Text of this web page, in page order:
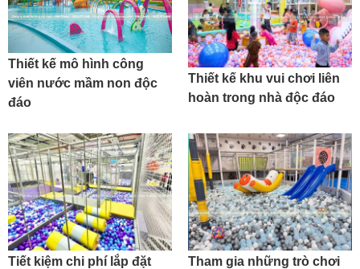
Thiết kế mô hình công
viên nước mầm non độc
đáo
Thiết kế khu vui chơi liên
hoàn trong nhà độc đáo
Tiết kiệm chi phí lắp đặt
Tham gia những trò chơi